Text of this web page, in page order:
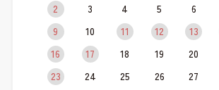
2
3 4 5 6
9
10 11 12 13
16
17 18 19 20
23
24 25 26 27